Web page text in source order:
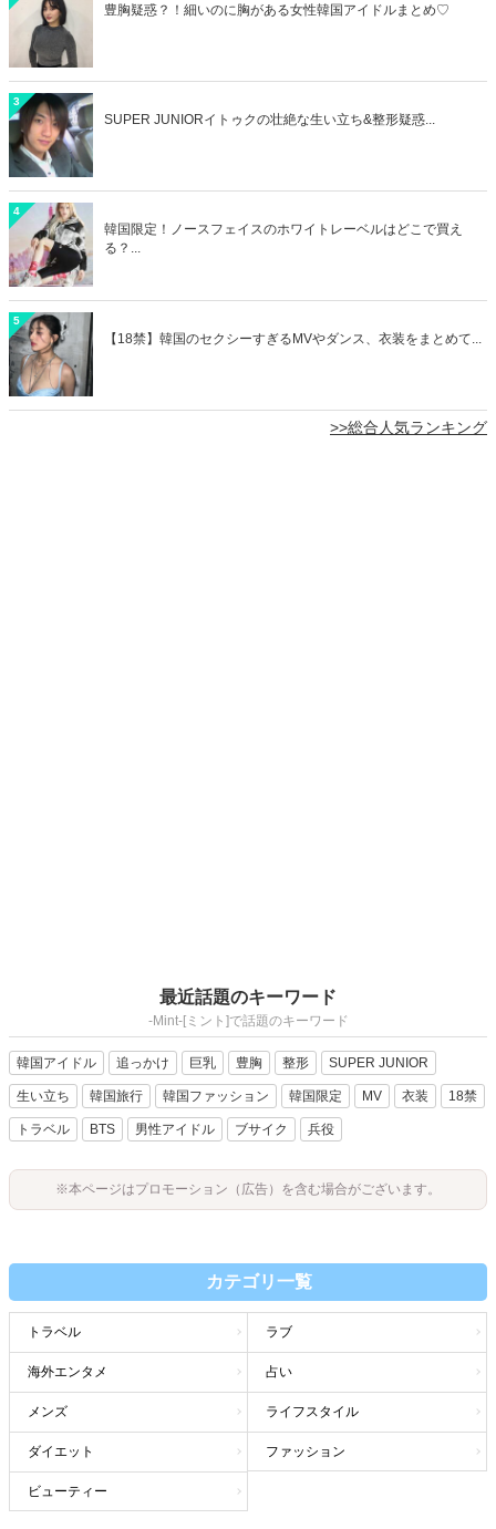
豊胸疑惑？！細いのに胸がある女性韓国アイドルまとめ♡
3
SUPER JUNIORイトゥクの壮絶な生い立ち&整形疑惑...
4
韓国限定！ノースフェイスのホワイトレーベルはどこで買え
る？...
5
【18禁】韓国のセクシーすぎるMVやダンス、衣装をまとめて...
>>総合人気ランキング
最近話題のキーワード
-Mint-[ミント]で話題のキーワード
韓国アイドル 追っかけ 巨乳 豊胸 整形 SUPER JUNIOR
生い立ち 韓国旅行 韓国ファッション 韓国限定 MV 衣装 18禁
トラベル BTS 男性アイドル ブサイク 兵役
※本ページはプロモーション（広告）を含む場合がございます。
カテゴリ一覧
トラベル ラブ
海外エンタメ 占い
メンズ ライフスタイル
ダイエット ファッション
ビューティー